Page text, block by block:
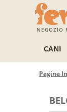
NEGOZIO
CANI
Pagina